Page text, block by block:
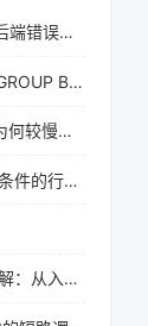
React前端高效调试PHP后端错误的完整指南与最佳实践
SQL中PARTITION BY与GROUP BY有什么区别，分别适合什么应用场景
postgresql中count查询为何较慢，有哪些实用的优化技巧
SQL如何统计满足子查询条件的行数_嵌套COUNT函数实战
浏览器开发者工具使用详解：从入门到核心功能掌握